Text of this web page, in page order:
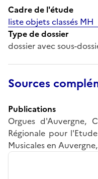
Cadre de l'étude
liste objets classés MH
Type de dossier
dossier avec sous-
Sources
Publications
Orgues d'Auvergne,
Régionale pour
Musicales en